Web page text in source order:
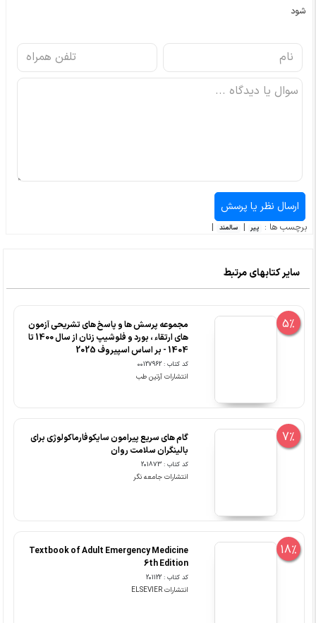
شود
برچسب ها : پیر | سالمند |
سایر کتابهای مرتبط
5%
مجموعه پرسش ها و پاسخ های تشریحی آزمون
های ارتقاء ، بورد و فلوشیپ زنان از سال 1400 تا
1404 - بر اساس اسپیروف 2025
کد کتاب : 00127962
انتشارات آرتین طب
7%
گام های سریع پیرامون سایکوفارماکولوژی برای
بالینگران سلامت روان
کد کتاب : 201873
انتشارات جامعه نگر
18%
Textbook of Adult Emergency Medicine
6th Edition
کد کتاب : 201122
انتشارات ELSEVIER